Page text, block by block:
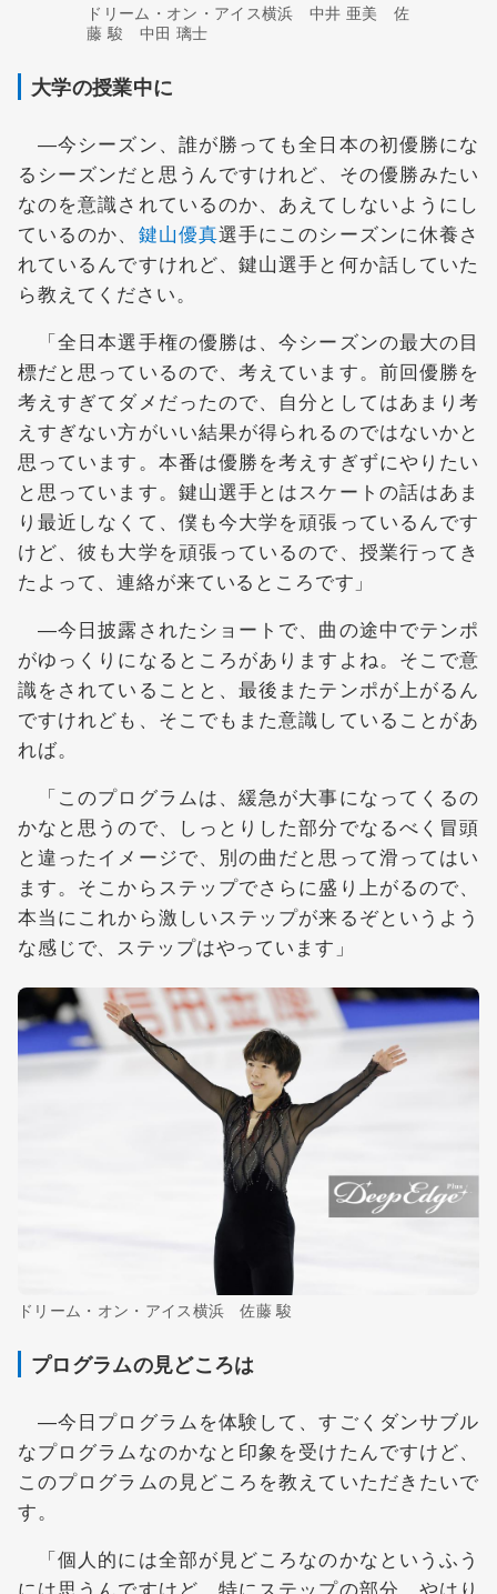
ドリーム・オン・アイス横浜 中井 亜美 佐
藤 駿 中田 璃士
大学の授業中に
―今シーズン、誰が勝っても全日本の初優勝にな
るシーズンだと思うんですけれど、その優勝みたい
なのを意識されているのか、あえてしないようにし
ているのか、 鍵山優真選手にこのシーズンに休養さ
れているんですけれど、鍵山選手と何か話していた
ら教えてください。
「全日本選手権の優勝は、今シーズンの最大の目
標だと思っているので、考えています。前回優勝を
考えすぎてダメだったので、自分としてはあまり考
えすぎない方がいい結果が得られるのではないかと
思っています。本番は優勝を考えすぎずにやりたい
と思っています。鍵山選手とはスケートの話はあま
り最近しなくて、僕も今大学を頑張っているんです
けど、彼も大学を頑張っているので、授業行ってき
たよって、連絡が来ているところです」
―今日披露されたショートで、曲の途中でテンポ
がゆっくりになるところがありますよね。そこで意
識をされていることと、最後またテンポが上がるん
ですけれども、そこでもまた意識していることがあ
れば。
「このプログラムは、緩急が大事になってくるの
かなと思うので、しっとりした部分でなるべく冒頭
と違ったイメージで、別の曲だと思って滑ってはい
ます。そこからステップでさらに盛り上がるので、
本当にこれから激しいステップが来るぞというよう
な感じで、ステップはやっています」
ドリーム・オン・アイス横浜 佐藤 駿
プログラムの見どころは
―今日プログラムを体験して、すごくダンサブル
なプログラムなのかなと印象を受けたんですけど、
このプログラムの見どころを教えていただきたいで
す。
「個人的には全部が見どころなのかなというふう
には思うんですけど、特にステップの部分、やはり